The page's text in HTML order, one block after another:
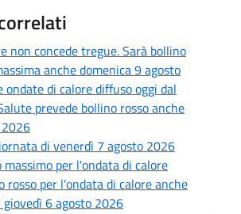
non concede tregue. Sarà bollino
anche domenica 9 agosto
di calore diffuso oggi dal
prevede bollino rosso anche
di venerdì 7 agosto 2026
massimo per l'ondata di calore
rosso per l'ondata di calore anche
6 agosto 2026